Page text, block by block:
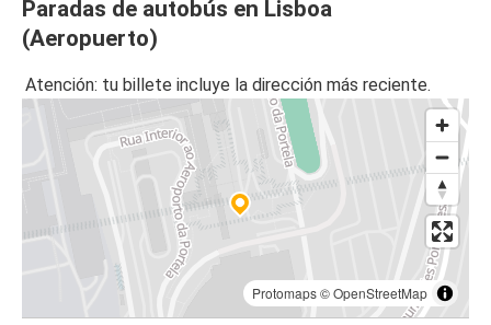
Paradas de autobús en Lisboa
(Aeropuerto)
Atención: tu billete incluye la dirección más reciente.
Protomaps©OpenStreetMap